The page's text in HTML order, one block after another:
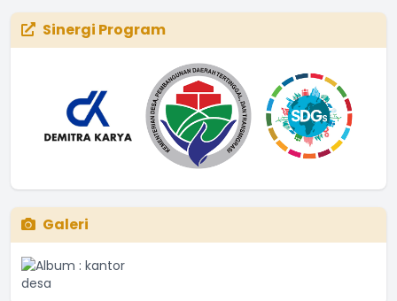
Sinergi Program
Galeri